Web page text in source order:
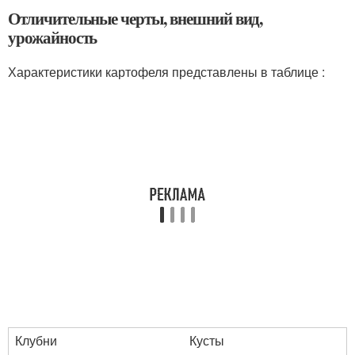
Отличительные черты, внешний вид,
урожайность
Характеристики картофеля представлены в таблице :
Клубни
Кусты